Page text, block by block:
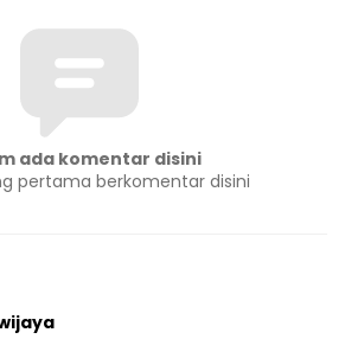
ada komentar disini
pertama berkomentar disini